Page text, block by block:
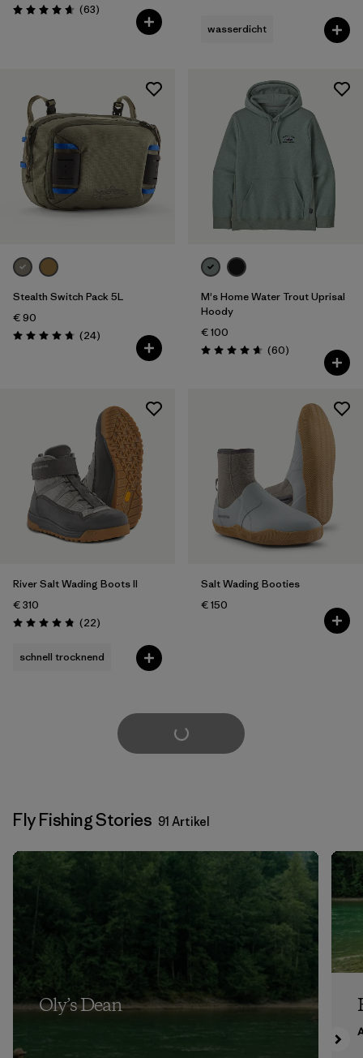
Bewertung: 4.7 / 5
(63Rezensionen
)
wasserdicht
Stealth Switch Pack 5L
€ 90
Bewertung: 4.8 / 5
(24Rezensionen
)
M's Home Water Trout Uprisal
Hoody
€ 100
Bewertung: 4.7 / 5
(60Rezensionen
)
River Salt Wading Boots II
€ 310
Bewertung: 4.9 / 5
(22Rezensionen
)
schnell trocknend
Salt Wading Booties
€ 150
weitere laden
Fly Fishing Stories 91 Artikel
Oly’s Dean